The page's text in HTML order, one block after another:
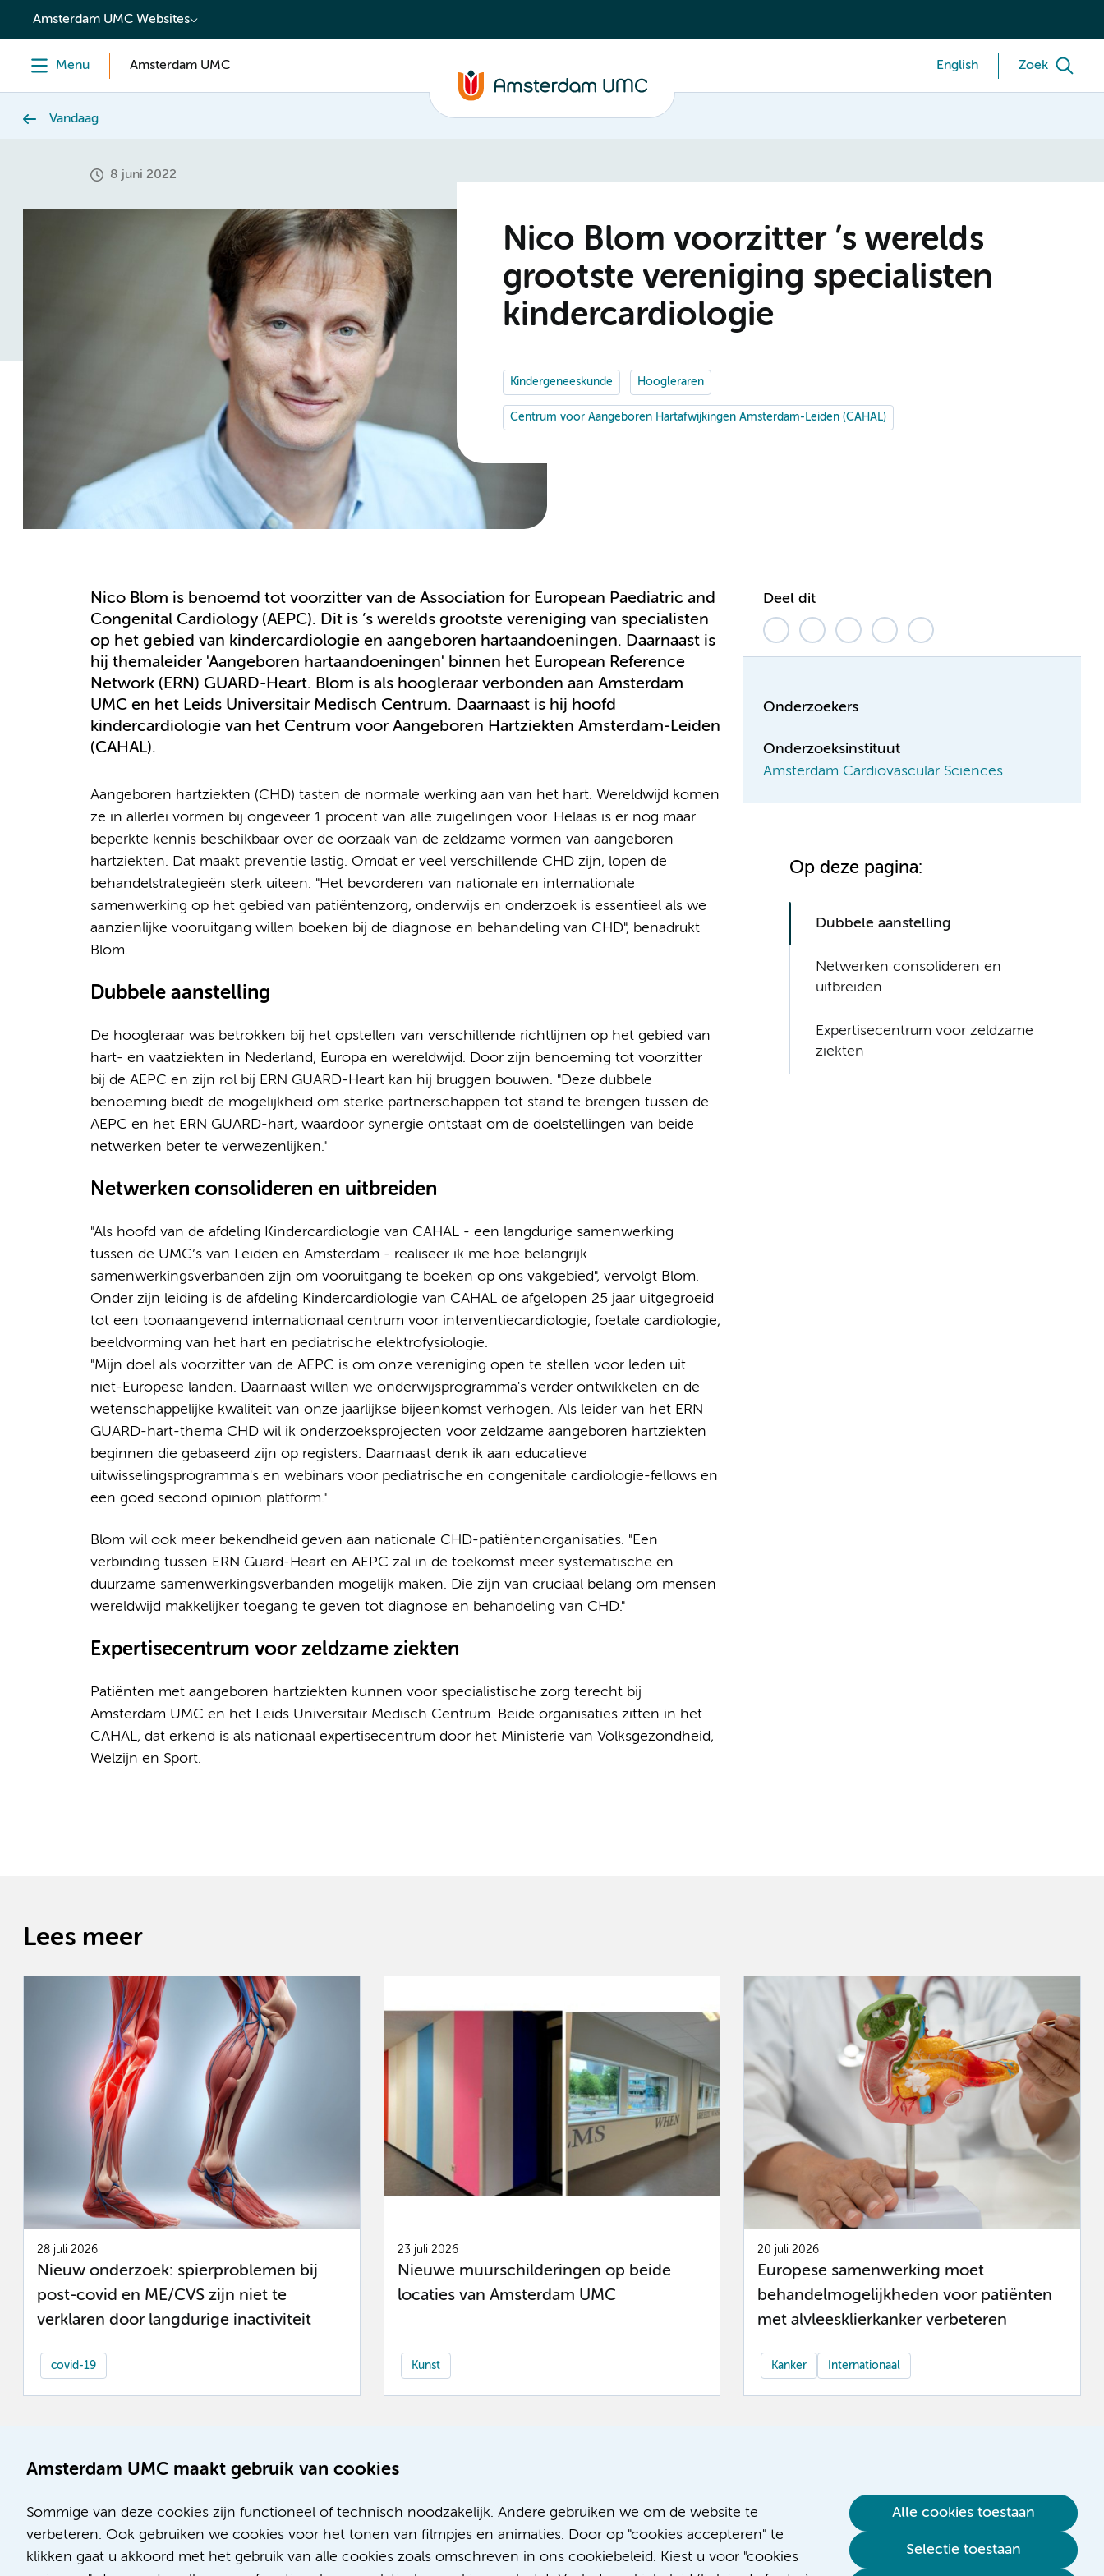
content
Amsterdam UMC maakt gebruik van cookies
Sommige van deze cookies zijn functioneel of technisch noodzakelijk. Andere gebruiken we om de website te
verbeteren. Ook gebruiken we cookies voor het tonen van filmpjes en animaties. Door op "cookies accepteren" te
klikken gaat u akkoord met het gebruik van alle cookies zoals omschreven in ons cookiebeleid. Kiest u voor "cookies
Alle cookies toestaan
Selectie toestaan
Amsterdam UMC Websites
Menu Amsterdam UMC English Zoek
Vandaag
8 juni 2022
Nico Blom voorzitter ’s werelds
grootste vereniging specialisten
kindercardiologie
Kindergeneeskunde Hoogleraren
Centrum voor Aangeboren Hartafwijkingen Amsterdam-Leiden (CAHAL)
Nico Blom is benoemd tot voorzitter van de Association for European Paediatric and
Congenital Cardiology (AEPC). Dit is ’s werelds grootste vereniging van specialisten
op het gebied van kindercardiologie en aangeboren hartaandoeningen. Daarnaast is
hij themaleider 'Aangeboren hartaandoeningen' binnen het European Reference
Network (ERN) GUARD-Heart. Blom is als hoogleraar verbonden aan Amsterdam
UMC en het Leids Universitair Medisch Centrum. Daarnaast is hij hoofd
kindercardiologie van het Centrum voor Aangeboren Hartziekten Amsterdam-Leiden
(CAHAL).
Aangeboren hartziekten (CHD) tasten de normale werking aan van het hart. Wereldwijd komen
ze in allerlei vormen bij ongeveer 1 procent van alle zuigelingen voor. Helaas is er nog maar
beperkte kennis beschikbaar over de oorzaak van de zeldzame vormen van aangeboren
hartziekten. Dat maakt preventie lastig. Omdat er veel verschillende CHD zijn, lopen de
behandelstrategieën sterk uiteen. "Het bevorderen van nationale en internationale
samenwerking op het gebied van patiëntenzorg, onderwijs en onderzoek is essentieel als we
aanzienlijke vooruitgang willen boeken bij de diagnose en behandeling van CHD", benadrukt
Blom.
Dubbele aanstelling
De hoogleraar was betrokken bij het opstellen van verschillende richtlijnen op het gebied van
hart- en vaatziekten in Nederland, Europa en wereldwijd. Door zijn benoeming tot voorzitter
bij de AEPC en zijn rol bij ERN GUARD-Heart kan hij bruggen bouwen. "Deze dubbele
benoeming biedt de mogelijkheid om sterke partnerschappen tot stand te brengen tussen de
AEPC en het ERN GUARD-hart, waardoor synergie ontstaat om de doelstellingen van beide
netwerken beter te verwezenlijken."
Netwerken consolideren en uitbreiden
"Als hoofd van de afdeling Kindercardiologie van CAHAL - een langdurige samenwerking
tussen de UMC’s van Leiden en Amsterdam - realiseer ik me hoe belangrijk
samenwerkingsverbanden zijn om vooruitgang te boeken op ons vakgebied", vervolgt Blom.
Onder zijn leiding is de afdeling Kindercardiologie van CAHAL de afgelopen 25 jaar uitgegroeid
tot een toonaangevend internationaal centrum voor interventiecardiologie, foetale cardiologie,
beeldvorming van het hart en pediatrische elektrofysiologie.
"Mijn doel als voorzitter van de AEPC is om onze vereniging open te stellen voor leden uit
niet-Europese landen. Daarnaast willen we onderwijsprogramma's verder ontwikkelen en de
wetenschappelijke kwaliteit van onze jaarlijkse bijeenkomst verhogen. Als leider van het ERN
GUARD-hart-thema CHD wil ik onderzoeksprojecten voor zeldzame aangeboren hartziekten
beginnen die gebaseerd zijn op registers. Daarnaast denk ik aan educatieve
uitwisselingsprogramma's en webinars voor pediatrische en congenitale cardiologie-fellows en
een goed second opinion platform."
Blom wil ook meer bekendheid geven aan nationale CHD-patiëntenorganisaties. "Een
verbinding tussen ERN Guard-Heart en AEPC zal in de toekomst meer systematische en
duurzame samenwerkingsverbanden mogelijk maken. Die zijn van cruciaal belang om mensen
wereldwijd makkelijker toegang te geven tot diagnose en behandeling van CHD."
Expertisecentrum voor zeldzame ziekten
Patiënten met aangeboren hartziekten kunnen voor specialistische zorg terecht bij
Amsterdam UMC en het Leids Universitair Medisch Centrum. Beide organisaties zitten in het
CAHAL, dat erkend is als nationaal expertisecentrum door het Ministerie van Volksgezondheid,
Welzijn en Sport.
Deel dit
Onderzoekers
Onderzoeksinstituut
Amsterdam Cardiovascular Sciences
Op deze pagina:
Dubbele aanstelling
Netwerken consolideren en
uitbreiden
Expertisecentrum voor zeldzame
ziekten
Lees meer
28 juli 2026
Nieuw onderzoek: spierproblemen bij
post-covid en ME/CVS zijn niet te
verklaren door langdurige inactiviteit
covid-19
23 juli 2026
Nieuwe muurschilderingen op beide
locaties van Amsterdam UMC
Kunst
20 juli 2026
Europese samenwerking moet
behandelmogelijkheden voor patiënten
met alvleesklierkanker verbeteren
Kanker Internationaal